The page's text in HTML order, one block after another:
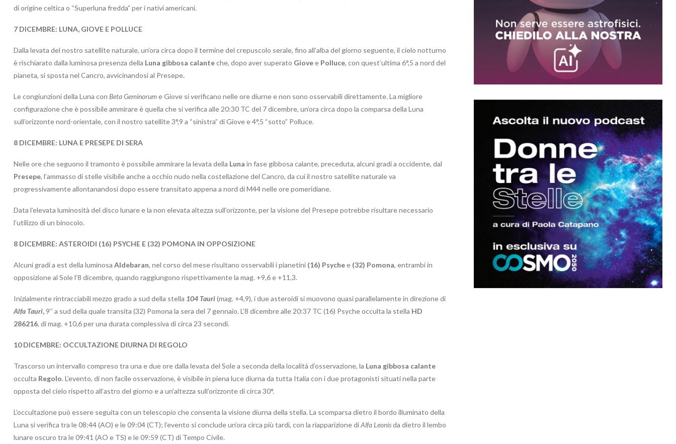
di origine celtica o “Superluna fredda” per i nativi americani.
7 DICEMBRE: LUNA, GIOVE E POLLUCE
Dalla levata del nostro satellite naturale, un’ora circa dopo il termine del crepuscolo serale, fino all’alba del giorno seguente, il cielo notturno
è rischiarato dalla luminosa presenza della Luna gibbosa calanteche, dopo aver superato Giovee Polluce, con quest’ultima 6°,5 a nord del
pianeta, si sposta nel Cancro, avvicinandosi al Presepe.
Le congiunzioni della Luna con Beta Geminorume Giove si verificano nelle ore diurne e non sono osservabili direttamente. La migliore
configurazione che è possibile ammirare è quella che si verifica alle 20:30 TC del 7 dicembre, un’ora circa dopo la comparsa della Luna
sull’orizzonte nord-orientale, con il nostro satellite 3°,9 a “sinistra” di Giove e 4°,5 “sotto” Polluce.
8 DICEMBRE: LUNA E PRESEPE DI SERA
Nelle ore che seguono il tramonto è possibile ammirare la levata della Luna in fase gibbosa calante, preceduta, alcuni gradi a occidente, dal
Presepe, l’ammasso di stelle visibile anche a occhio nudo nella costellazione del Cancro, da cui il nostro satellite naturale va
progressivamente allontanandosi dopo essere transitato appena a nord di M44 nelle ore pomeridiane.
Data l’elevata luminosità del disco lunare e la non elevata altezza sull’orizzonte, per la visione del Presepe potrebbe risultare necessario
l’utilizzo di un binocolo.
8 DICEMBRE: ASTEROIDI (16) PSYCHE E (32) POMONA IN OPPOSIZIONE
Alcuni gradi a est della luminosa Aldebaran, nel corso del mese risultano osservabili i pianetini (16) Psychee (32) Pomona, entrambi in
opposizione al Sole l’8 dicembre, quando raggiungono rispettivamente la mag. +9,6 e +11,3.
Inizialmente rintracciabili mezzo grado a sud della stella 104 Tauri(mag. +4,9), i due asteroidi si muovono quasi parallelamente in direzione di
Alfa Tauri,9’’ a sud della quale transita (32) Pomona la sera del 7 gennaio. L’8 dicembre alle 20:37 TC (16) Psyche occulta la stella HD
286216, di mag. +10,6 per una durata complessiva di circa 23 secondi.
10 DICEMBRE: OCCULTAZIONE DIURNA DI REGOLO
Trascorso un intervallo compreso tra una e due ore dalla levata del Sole a seconda della località d’osservazione, la Luna gibbosa calante
occulta Regolo. L’evento, di non facile osservazione, è visibile in piena luce diurna da tutta Italia con i due protagonisti situati nella parte
opposta del cielo rispetto all’astro del giorno e a un’altezza sull’orizzonte di circa 30°.
L’occultazione può essere seguita con un telescopio che consenta la visione diurna della stella. La scomparsa dietro il bordo illuminato della
Luna si verifica tra le 08:44 (AO) e le 09:04 (CT); l’evento si conclude un’ora circa più tardi, con la riapparizione diAlfa Leonisda dietro il lembo
lunare oscuro tra le 09:41 (AO e TS) e le 09:59 (CT) di Tempo Civile.